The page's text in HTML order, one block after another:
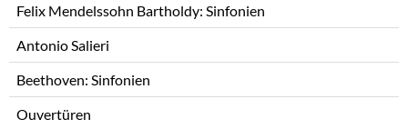
Felix Mendelssohn Bartholdy: Sinfonien
Antonio Salieri
Beethoven: Sinfonien
Ouvertüren